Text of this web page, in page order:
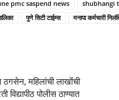
pmc saspend news
shubhangi
पुणे सिटी टाईम्स मनापा कर्मचारी
ठगसेन, महिलांची लाखोंची
पोलीस ठाण्यात